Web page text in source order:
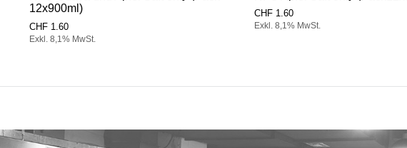
12x900ml)
CHF 1.60
Exkl. 8,1% MwSt.
CHF 1.60
Exkl. 8,1% MwSt.